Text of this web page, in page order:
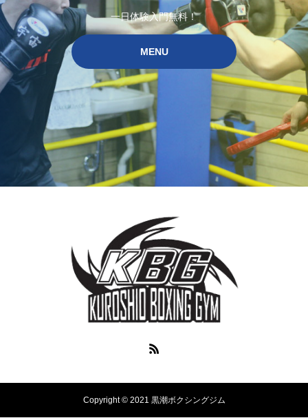
一日体験入門無料！
MENU
Copyright © 2021 黒潮ボクシングジム